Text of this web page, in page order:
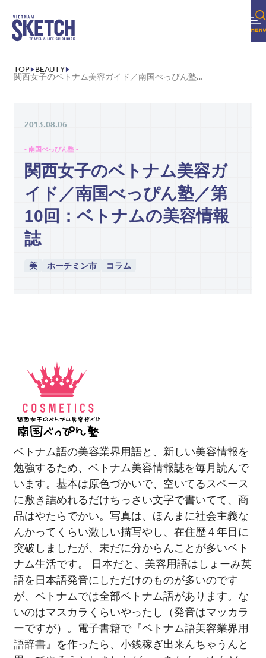
TOP BEAUTY
関西女子のベトナム美容ガイド／南国べっぴん塾／第10回：ベトナムの美容情報誌
2013.08.06
• 南国べっぴん塾 •
関西女子のベトナム美容ガ
イド／南国べっぴん塾／第
10回：ベトナムの美容情報
誌
美 ホーチミン市 コラム
ベトナム語の美容業界用語と、新しい美容情報を
勉強するため、ベトナム美容情報誌を毎月読んで
います。基本は原色づかいで、空いてるスペース
に敷き詰めれるだけちっさい文字で書いてて、商
品はやたらでかい。写真は、ほんまに社会主義な
んかってくらい激しい描写やし、在住歴４年目に
突破しましたが、未だに分からんことが多いベト
ナム生活です。 日本だと、美容用語はしょーみ英
語を日本語発音にしただけのものが多いのです
が、ベトナムでは全部ベトナム語があります。な
いのはマスカラくらいやったし（発音はマッカラ
ーですが）。電子書籍で『ベトナム語美容業界用
語辞書』を作ったら、小銭稼ぎ出来んちゃうんと